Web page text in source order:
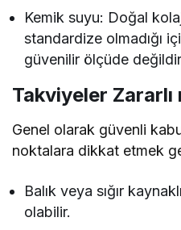
Kemik suyu: Doğal
standardize olmadığı
güvenilir ölçüde
Takviyeler Zararlı
Genel olarak güvenli
noktalara dikkat etmek
Balık veya sığır
olabilir.